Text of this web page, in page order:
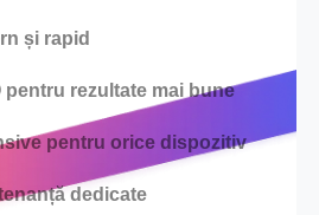
și rapid
pentru rezultate mai bune
pentru orice dispozitiv
dedicate